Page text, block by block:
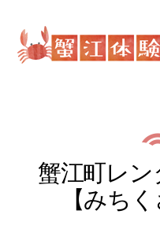
蟹江町レ
【みち